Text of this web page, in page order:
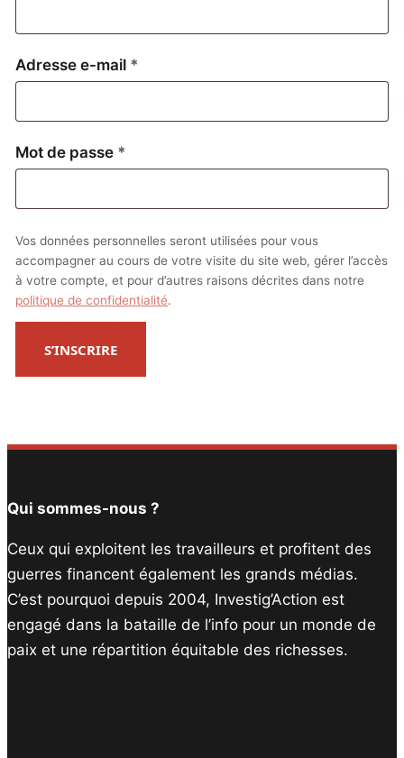
Adresse e-mail *
Mot de passe *
Vos données personnelles seront utilisées pour vous
accompagner au cours de votre visite du site web, gérer l’accès
à votre compte, et pour d’autres raisons décrites dans notre
politique de confidentialité.
S’INSCRIRE
Qui sommes-nous ?
Ceux qui exploitent les travailleurs et profitent des
guerres financent également les grands médias.
C’est pourquoi depuis 2004, Investig’Action est
engagé dans la bataille de l’info pour un monde de
paix et une répartition équitable des richesses.